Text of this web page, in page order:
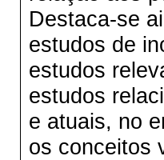
Destaca-se
estudos de
estudos
estudos
e atuais, no
os conceitos